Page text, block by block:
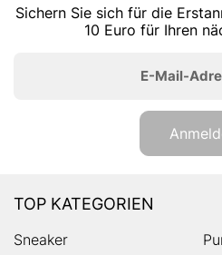
Sichern Sie sich für die
10 Euro für Ihren
E-Mail-
TOP KATEGORIEN
Sneaker